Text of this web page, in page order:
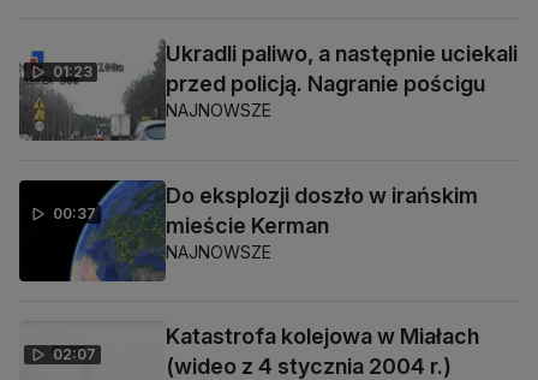
01:23
Ukradli paliwo, a następnie uciekali
przed policją. Nagranie pościgu
NAJNOWSZE
00:37
Do eksplozji doszło w irańskim
mieście Kerman
NAJNOWSZE
02:07
Katastrofa kolejowa w Miałach
(wideo z 4 stycznia 2004 r.)